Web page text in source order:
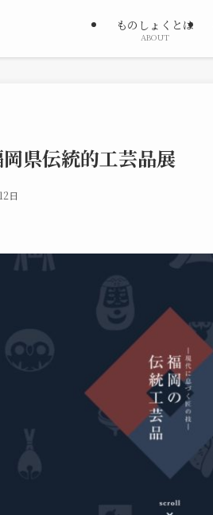
ものしょくとは
ABOUT
県伝統的工芸品展
日